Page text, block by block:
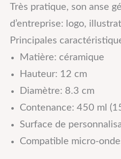
Très pratique, son anse
d’entreprise: logo,
Principales
Matière: céramique
Hauteur: 12 cm
Diamètre: 8.3 cm
Contenance: 450 ml
Surface de
Compatible micro-